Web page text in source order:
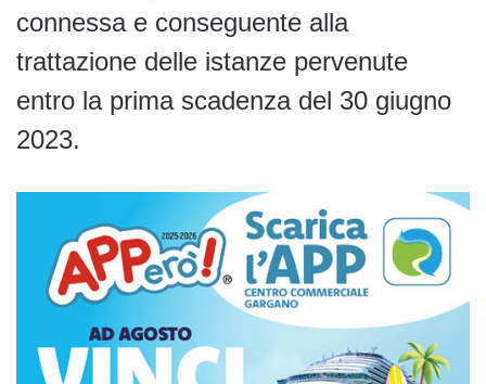
connessa e conseguente alla
trattazione delle istanze pervenute
entro la prima scadenza del 30 giugno
2023.